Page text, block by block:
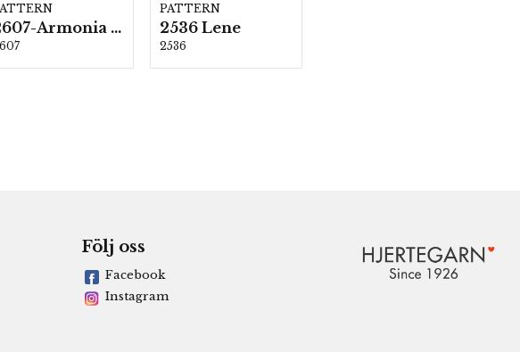
2607-Armonia och Alpaca 400
PATTERN
2536 Lene
2536
Följ oss
Facebook
Instagram